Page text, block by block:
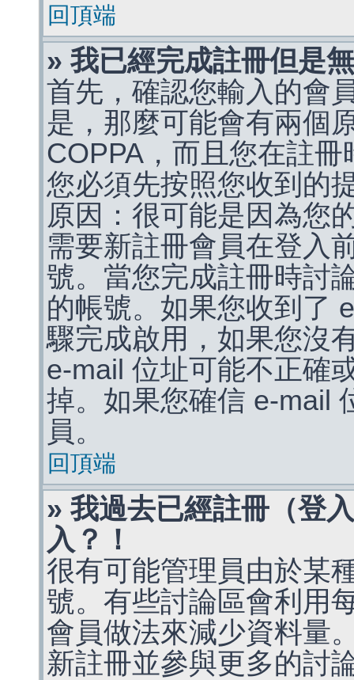
回頂端
» 我已經完成註冊但是
首先，確認您輸入的會
是，那麼可能會有兩個
COPPA，而且您在註
您必須先按照您收到的
原因：很可能是因為您
需要新註冊會員在登入
號。當您完成註冊時討
的帳號。如果您收到了
驟完成啟用，如果您沒
e-mail 位址可能不正確
掉。如果您確信 e-mail
員。
回頂端
» 我過去已經註冊（登
入？！
很有可能管理員由於某
號。有些討論區會利用
會員做法來減少資料量
新註冊並參與更多的討